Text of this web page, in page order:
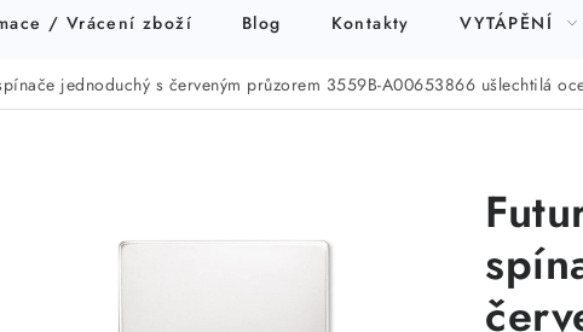
/ Vrácení zboží Blog Kontakty VYTÁPĚNÍ
jednoduchý s červeným průzorem 3559B-A00653866 ušlechtilá